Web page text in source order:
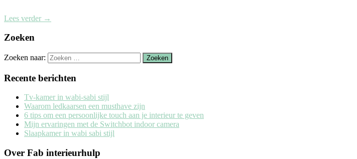
Lees verder →
Zoeken
Zoeken naar:
Recente berichten
Tv-kamer in wabi-sabi stijl
Waarom ledkaarsen een musthave zijn
6 tips om een persoonlijke touch aan je interieur te geven
Mijn ervaringen met de Switchbot indoor camera
Slaapkamer in wabi sabi stijl
Over Fab interieurhulp